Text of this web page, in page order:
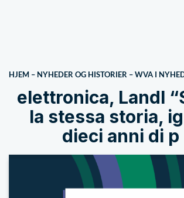
HJEM – NYHEDER OG HISTORIER –WVA I
elettronica, Landl
la stessa storia,
dieci anni di